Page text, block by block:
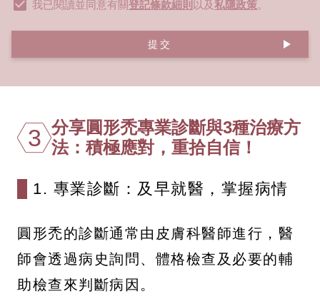
我已閱讀並同意有關登記條款細則 以及私隱政策。
提交
3 分享圓形禿專業診斷與3種治療方
法：積極應對，重拾自信！
1. 專業診斷：及早就醫，掌握病情
圓形禿的診斷通常由皮膚科醫師進行，醫
師會透過病史詢問、體格檢查及必要的輔
助檢查來判斷病因。